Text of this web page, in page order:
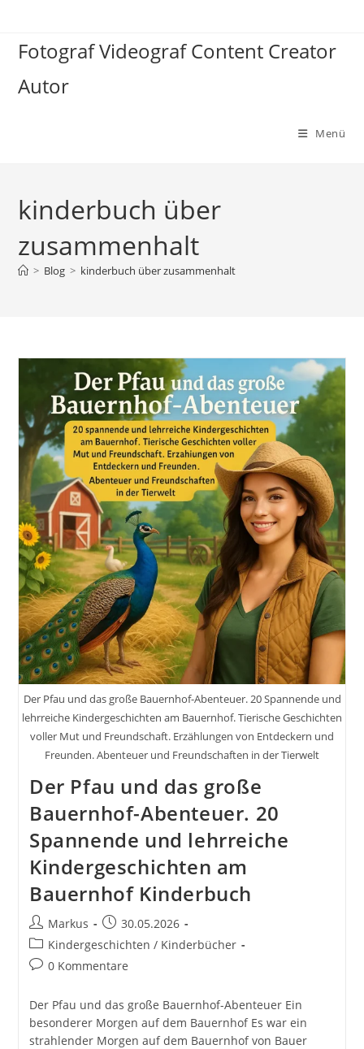
springen
Fotograf Videograf Content Creator
Autor
Menü
kinderbuch über
zusammenhalt
> Blog > kinderbuch über zusammenhalt
Der Pfau und das große Bauernhof-Abenteuer. 20 Spannende und
lehrreiche Kindergeschichten am Bauernhof. Tierische Geschichten
voller Mut und Freundschaft. Erzählungen von Entdeckern und
Freunden. Abenteuer und Freundschaften in der Tierwelt
Der Pfau und das große
Bauernhof-Abenteuer. 20
Spannende und lehrreiche
Kindergeschichten am
Bauernhof Kinderbuch
Beitrags-
Autor:
Markus
Beitrag
veröffentlicht:
30.05.2026
Beitrags-
Kategorie:
Kindergeschichten / Kinderbücher
Beitrags-
0 Kommentare
Der Pfau und das große Bauernhof-Abenteuer Ein
besonderer Morgen auf dem Bauernhof Es war ein
strahlender Morgen auf dem Bauernhof von Bauer